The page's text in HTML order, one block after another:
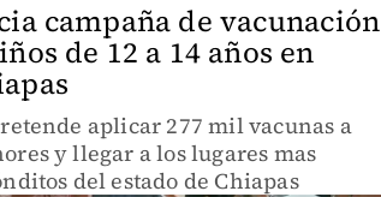
campaña de vacunación
de 12 a 14 años en
aplicar 277 mil vacunas a
y llegar a los lugares mas
del estado de Chiapas